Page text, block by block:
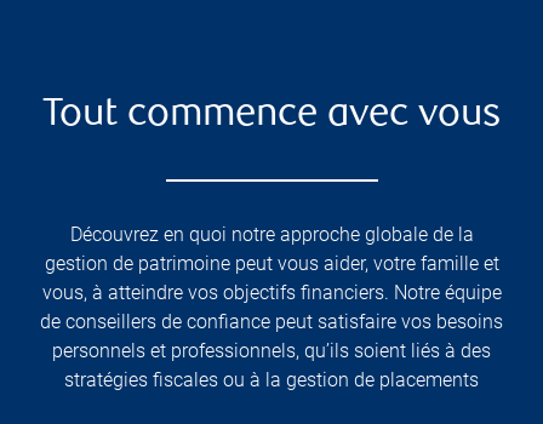
Tout commence avec vous
Découvrez en quoi notre approche globale de la
gestion de patrimoine peut vous aider, votre famille et
vous, à atteindre vos objectifs financiers. Notre équipe
de conseillers de confiance peut satisfaire vos besoins
personnels et professionnels, qu’ils soient liés à des
stratégies fiscales ou à la gestion de placements